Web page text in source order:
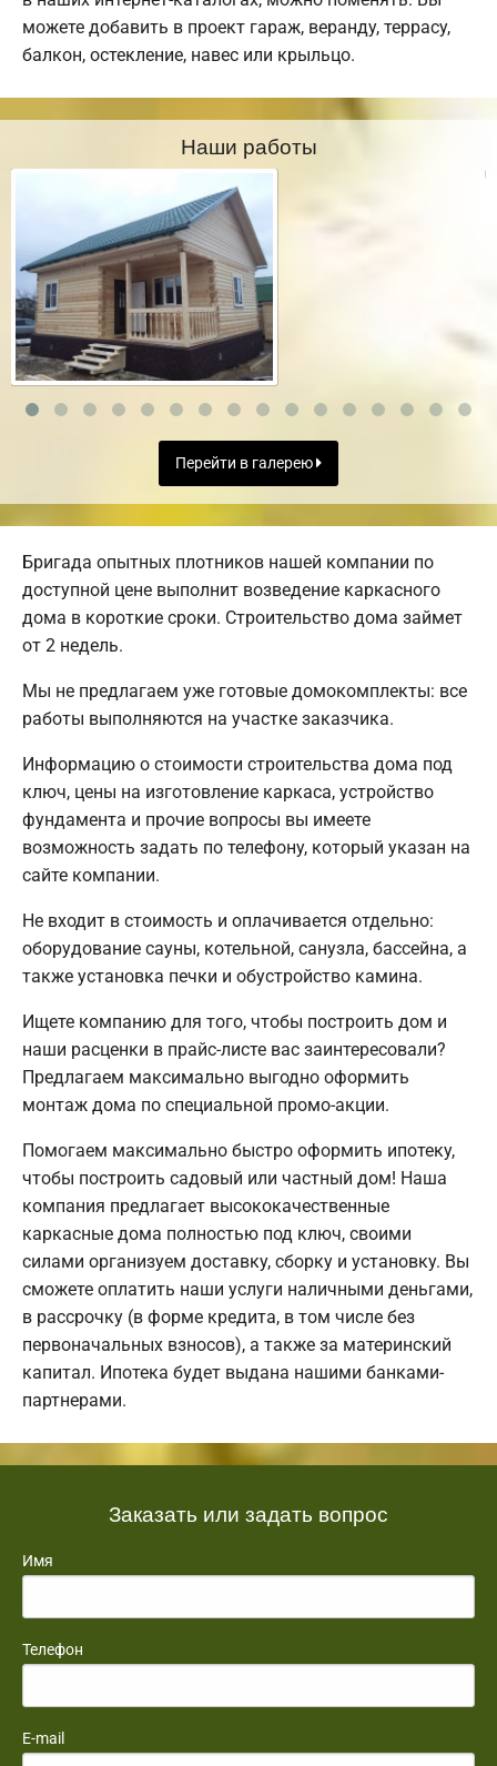
можете добавить в проект гараж, веранду, террасу,
балкон, остекление, навес или крыльцо.
Наши работы
Перейти в галерею
Бригада опытных плотников нашей компании по
доступной цене выполнит возведение каркасного
дома в короткие сроки. Строительство дома займет
от 2 недель.
Мы не предлагаем уже готовые домокомплекты: все
работы выполняются на участке заказчика.
Информацию о стоимости строительства дома под
ключ, цены на изготовление каркаса, устройство
фундамента и прочие вопросы вы имеете
возможность задать по телефону, который указан на
сайте компании.
Не входит в стоимость и оплачивается отдельно:
оборудование сауны, котельной, санузла, бассейна, а
также установка печки и обустройство камина.
Ищете компанию для того, чтобы построить дом и
наши расценки в прайс-листе вас заинтересовали?
Предлагаем максимально выгодно оформить
монтаж дома по специальной промо-акции.
Помогаем максимально быстро оформить ипотеку,
чтобы построить садовый или частный дом! Наша
компания предлагает высококачественные
каркасные дома полностью под ключ, своими
силами организуем доставку, сборку и установку. Вы
сможете оплатить наши услуги наличными деньгами,
в рассрочку (в форме кредита, в том числе без
первоначальных взносов), а также за материнский
капитал. Ипотека будет выдана нашими банками-
партнерами.
Заказать или задать вопрос
Имя
Телефон
E-mail